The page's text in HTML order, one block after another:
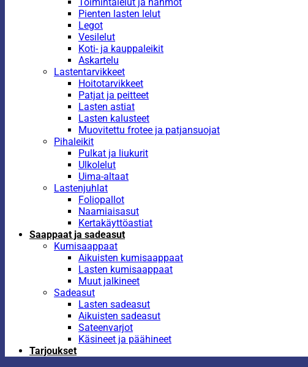
Pienten lasten lelut
Legot
Vesilelut
Koti- ja kauppaleikit
Askartelu
Lastentarvikkeet
Hoitotarvikkeet
Patjat ja peitteet
Lasten astiat
Lasten kalusteet
Muovitettu frotee ja patjansuojat
Pihaleikit
Pulkat ja liukurit
Ulkolelut
Uima-altaat
Lastenjuhlat
Foliopallot
Naamiaisasut
Kertakäyttöastiat
Saappaat ja sadeasut
Kumisaappaat
Aikuisten kumisaappaat
Lasten kumisaappaat
Muut jalkineet
Sadeasut
Lasten sadeasut
Aikuisten sadeasut
Sateenvarjot
Käsineet ja päähineet
Tarjoukset